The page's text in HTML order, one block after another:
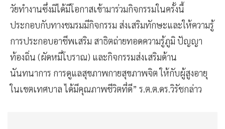
วัยทำงานซึ่งมิได้มีโอกาสเข้ามาร่วมกิจกรรมในครั้งนี้
ประกอบกับทางชมรมมีกิจกรรม ส่งเสริมทักษะและให้ความรู้
การประกอบอาชีพเสริม สาธิตถ่ายทอดความรู้ภูมิ ปัญญา
ท้องถิ่น (ผัดหมี่โบราณ) และกิจกรรมส่งเสริมด้าน
นันทนาการ การดูแลสุขภาพกายสุขภาพจิต ให้กับผู้สูงอายุ
ในเขตเทศบาล ได้มีคุณภาพชีวิตที่ดี” ร.ต.ต.ดร.วิรัชกล่าว